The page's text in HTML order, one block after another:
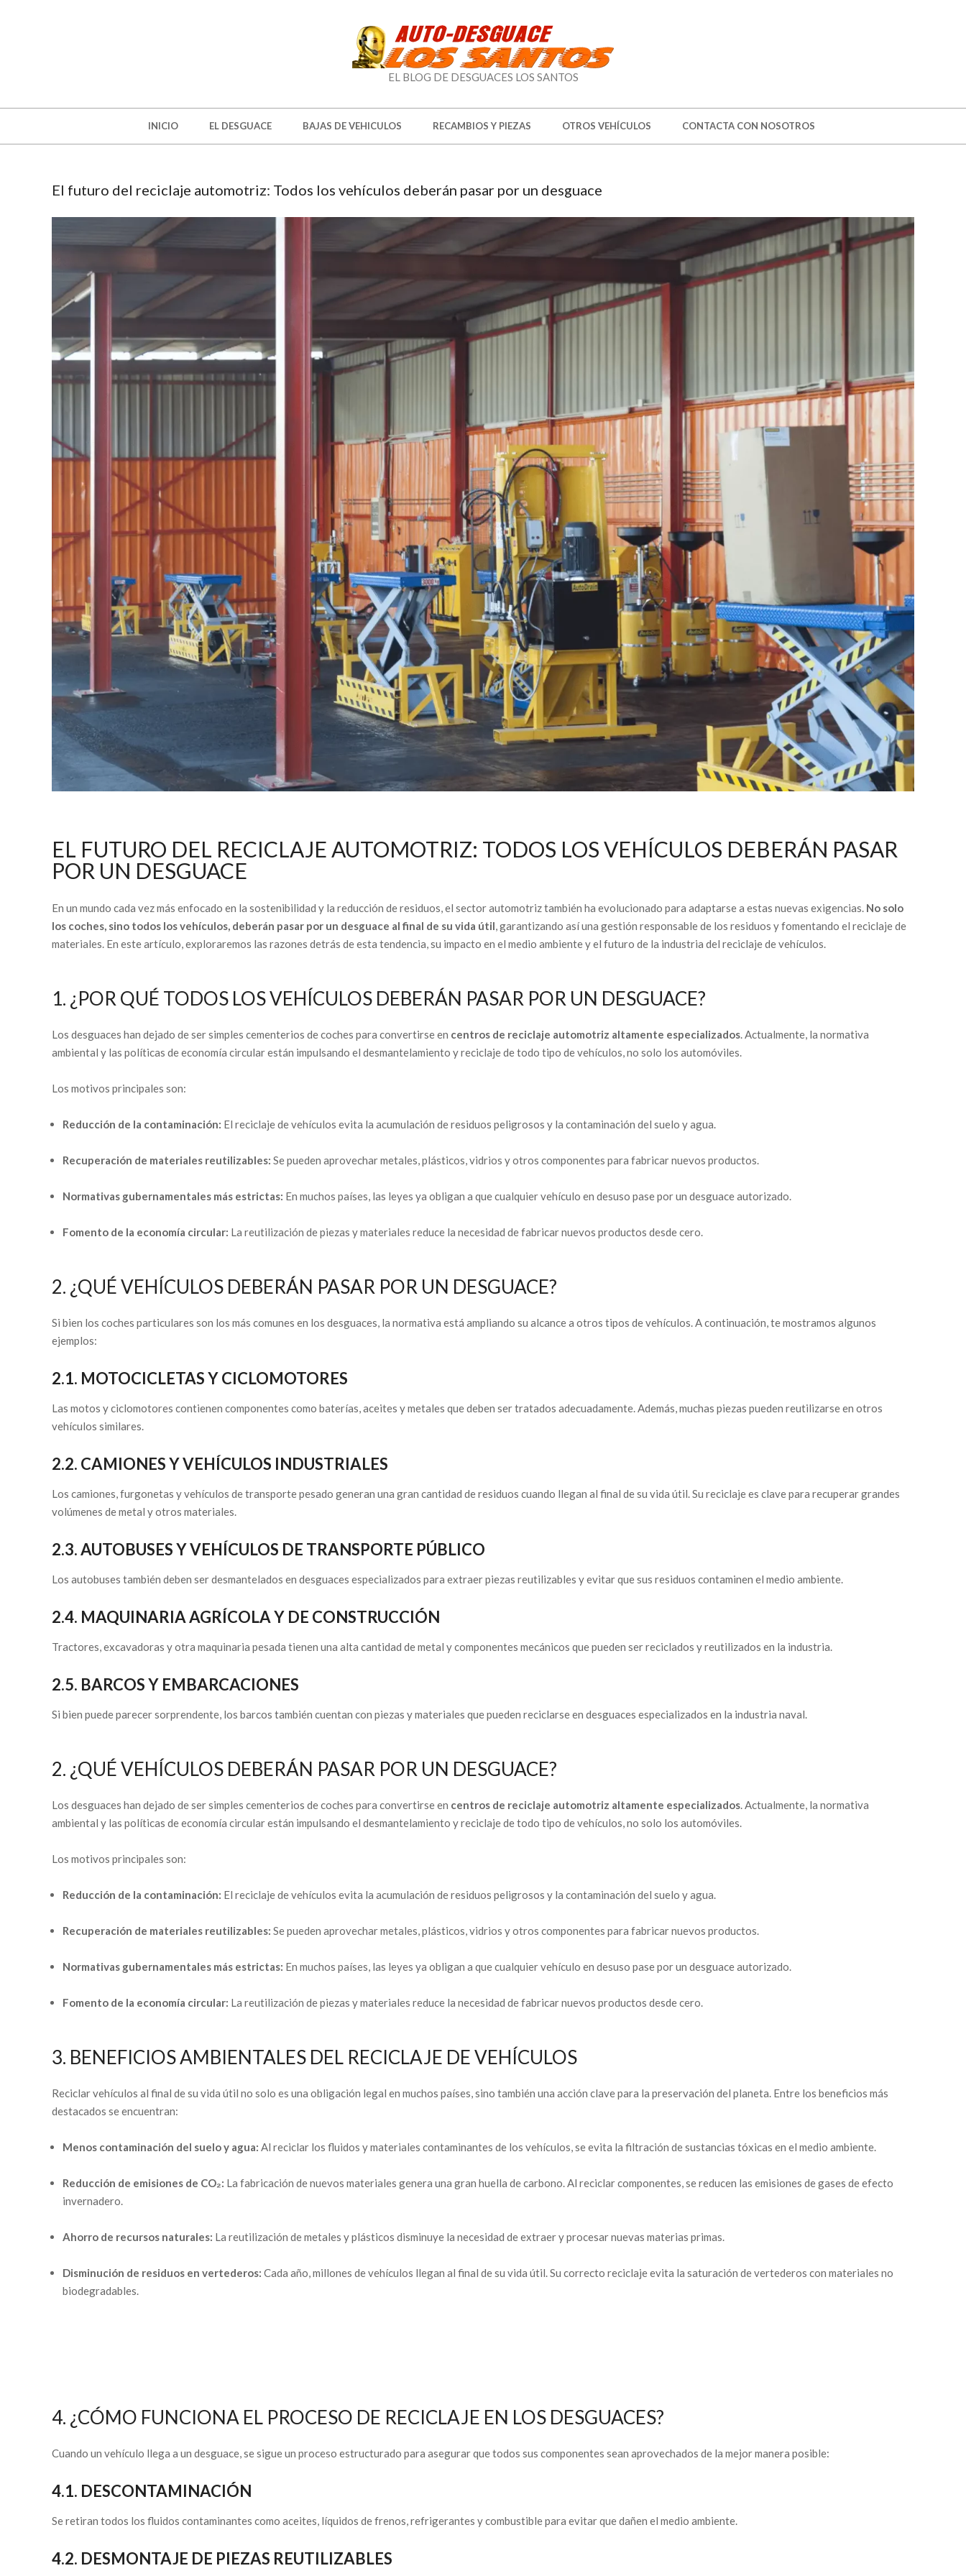
BLOG
DE
LOS
SANTOS
EL BLOG DE DESGUACES LOS SANTOS
INICIO EL DESGUACE BAJAS DE VEHICULOS RECAMBIOS Y PIEZAS OTROS VEHÍCULOS CONTACTA CON NOSOTROS
El futuro del reciclaje automotriz: Todos los vehículos deberán pasar por un desguace
EL FUTURO DEL RECICLAJE AUTOMOTRIZ: TODOS LOS VEHÍCULOS DEBERÁN PASAR
POR UN DESGUACE
En un mundo cada vez más enfocado en la sostenibilidad y la reducción de residuos, el sector automotriz también ha evolucionado para adaptarse a estas nuevas exigencias. No solo
los coches, sino todos los vehículos, deberán pasar por un desguace al final de su vida útil, garantizando así una gestión responsable de los residuos y fomentando el reciclaje de
materiales. En este artículo, exploraremos las razones detrás de esta tendencia, su impacto en el medio ambiente y el futuro de la industria del reciclaje de vehículos.
1. ¿POR QUÉ TODOS LOS VEHÍCULOS DEBERÁN PASAR POR UN DESGUACE?
Los desguaces han dejado de ser simples cementerios de coches para convertirse en centros de reciclaje automotriz altamente especializados. Actualmente, la normativa
ambiental y las políticas de economía circular están impulsando el desmantelamiento y reciclaje de todo tipo de vehículos, no solo los automóviles.
Los motivos principales son:
Reducción de la contaminación: El reciclaje de vehículos evita la acumulación de residuos peligrosos y la contaminación del suelo y agua.
Recuperación de materiales reutilizables: Se pueden aprovechar metales, plásticos, vidrios y otros componentes para fabricar nuevos productos.
Normativas gubernamentales más estrictas: En muchos países, las leyes ya obligan a que cualquier vehículo en desuso pase por un desguace autorizado.
Fomento de la economía circular: La reutilización de piezas y materiales reduce la necesidad de fabricar nuevos productos desde cero.
2. ¿QUÉ VEHÍCULOS DEBERÁN PASAR POR UN DESGUACE?
Si bien los coches particulares son los más comunes en los desguaces, la normativa está ampliando su alcance a otros tipos de vehículos. A continuación, te mostramos algunos
ejemplos:
2.1. MOTOCICLETAS Y CICLOMOTORES
Las motos y ciclomotores contienen componentes como baterías, aceites y metales que deben ser tratados adecuadamente. Además, muchas piezas pueden reutilizarse en otros
vehículos similares.
2.2. CAMIONES Y VEHÍCULOS INDUSTRIALES
Los camiones, furgonetas y vehículos de transporte pesado generan una gran cantidad de residuos cuando llegan al final de su vida útil. Su reciclaje es clave para recuperar grandes
volúmenes de metal y otros materiales.
2.3. AUTOBUSES Y VEHÍCULOS DE TRANSPORTE PÚBLICO
Los autobuses también deben ser desmantelados en desguaces especializados para extraer piezas reutilizables y evitar que sus residuos contaminen el medio ambiente.
2.4. MAQUINARIA AGRÍCOLA Y DE CONSTRUCCIÓN
Tractores, excavadoras y otra maquinaria pesada tienen una alta cantidad de metal y componentes mecánicos que pueden ser reciclados y reutilizados en la industria.
2.5. BARCOS Y EMBARCACIONES
Si bien puede parecer sorprendente, los barcos también cuentan con piezas y materiales que pueden reciclarse en desguaces especializados en la industria naval.
2. ¿QUÉ VEHÍCULOS DEBERÁN PASAR POR UN DESGUACE?
Los desguaces han dejado de ser simples cementerios de coches para convertirse en centros de reciclaje automotriz altamente especializados. Actualmente, la normativa
ambiental y las políticas de economía circular están impulsando el desmantelamiento y reciclaje de todo tipo de vehículos, no solo los automóviles.
Los motivos principales son:
Reducción de la contaminación: El reciclaje de vehículos evita la acumulación de residuos peligrosos y la contaminación del suelo y agua.
Recuperación de materiales reutilizables: Se pueden aprovechar metales, plásticos, vidrios y otros componentes para fabricar nuevos productos.
Normativas gubernamentales más estrictas: En muchos países, las leyes ya obligan a que cualquier vehículo en desuso pase por un desguace autorizado.
Fomento de la economía circular: La reutilización de piezas y materiales reduce la necesidad de fabricar nuevos productos desde cero.
3. BENEFICIOS AMBIENTALES DEL RECICLAJE DE VEHÍCULOS
Reciclar vehículos al final de su vida útil no solo es una obligación legal en muchos países, sino también una acción clave para la preservación del planeta. Entre los beneficios más
destacados se encuentran:
Menos contaminación del suelo y agua: Al reciclar los fluidos y materiales contaminantes de los vehículos, se evita la filtración de sustancias tóxicas en el medio ambiente.
Reducción de emisiones de CO₂: La fabricación de nuevos materiales genera una gran huella de carbono. Al reciclar componentes, se reducen las emisiones de gases de efecto
invernadero.
Ahorro de recursos naturales: La reutilización de metales y plásticos disminuye la necesidad de extraer y procesar nuevas materias primas.
Disminución de residuos en vertederos: Cada año, millones de vehículos llegan al final de su vida útil. Su correcto reciclaje evita la saturación de vertederos con materiales no
biodegradables.
4. ¿CÓMO FUNCIONA EL PROCESO DE RECICLAJE EN LOS DESGUACES?
Cuando un vehículo llega a un desguace, se sigue un proceso estructurado para asegurar que todos sus componentes sean aprovechados de la mejor manera posible:
4.1. DESCONTAMINACIÓN
Se retiran todos los fluidos contaminantes como aceites, líquidos de frenos, refrigerantes y combustible para evitar que dañen el medio ambiente.
4.2. DESMONTAJE DE PIEZAS REUTILIZABLES